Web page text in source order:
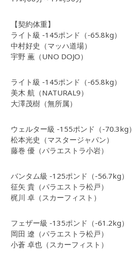
【契約体重】
ライト級 -145ポンド（-65.8kg）
中村好史（マッハ道場）
宇野 薫（UNO DOJO）
ライト級 -145ポンド（-65.8kg）
美木 航（NATURAL9）
大澤茂樹（無所属）
ウェルター級 -155ポンド（-70.3kg）
松本光史（マスタージャパン）
藤巻 優（パラエストラ小岩）
バンタム級 -125ポンド（-56.7kg）
征矢 貴（パラエストラ松戸）
梶川 卓（スカーフィスト）
フェザー級 -135ポンド（-61.2kg）
岡田 遼（パラエストラ松戸）
小蒼 卓也（スカーフィスト）